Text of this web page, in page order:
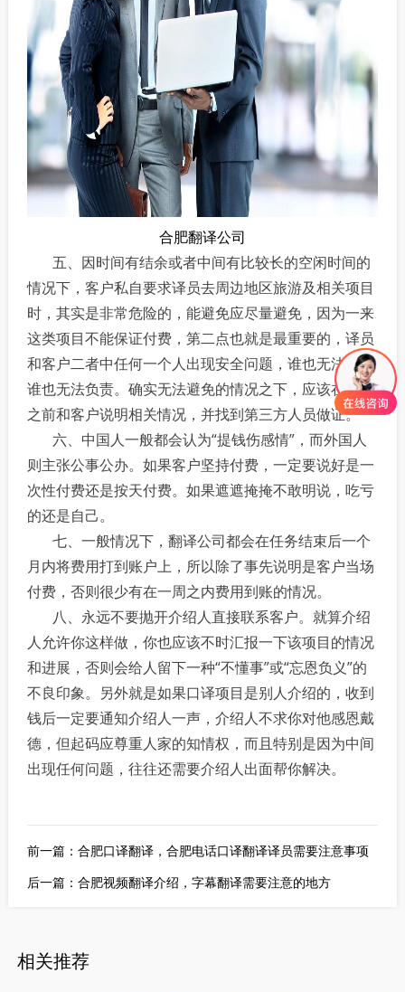
合肥翻译公司
五、因时间有结余或者中间有比较长的空闲时间的
情况下，客户私自要求译员去周边地区旅游及相关项目
时，其实是非常危险的，能避免应尽量避免，因为一来
这类项目不能保证付费，第二点也就是最重要的，译员
和客户二者中任何一个人出现安全问题，谁也无法保证
谁也无法负责。确实无法避免的情况之下，应该在出发
之前和客户说明相关情况，并找到第三方人员做证。
六、中国人一般都会认为“提钱伤感情”，而外国人
则主张公事公办。如果客户坚持付费，一定要说好是一
次性付费还是按天付费。如果遮遮掩掩不敢明说，吃亏
的还是自己。
七、一般情况下，翻译公司都会在任务结束后一个
月内将费用打到账户上，所以除了事先说明是客户当场
付费，否则很少有在一周之内费用到账的情况。
八、永远不要抛开介绍人直接联系客户。就算介绍
人允许你这样做，你也应该不时汇报一下该项目的情况
和进展，否则会给人留下一种“不懂事”或“忘恩负义”的
不良印象。另外就是如果口译项目是别人介绍的，收到
钱后一定要通知介绍人一声，介绍人不求你对他感恩戴
德，但起码应尊重人家的知情权，而且特别是因为中间
出现任何问题，往往还需要介绍人出面帮你解决。
前一篇：合肥口译翻译，合肥电话口译翻译译员需要注意事项
后一篇：合肥视频翻译介绍，字幕翻译需要注意的地方
相关推荐